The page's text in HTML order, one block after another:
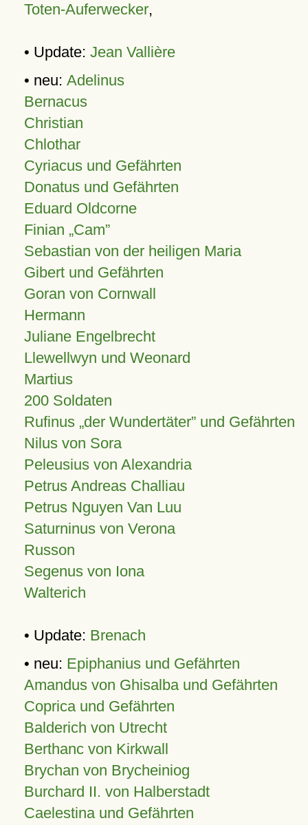
Toten-Auferwecker,
• Update: Jean Vallière
• neu: Adelinus
Bernacus
Christian
Chlothar
Cyriacus und Gefährten
Donatus und Gefährten
Eduard Oldcorne
Finian Cam
Sebastian von der heiligen Maria
Gibert und Gefährten
Goran von Cornwall
Hermann
Juliane Engelbrecht
Llewellwyn und Weonard
Martius
200 Soldaten
Rufinus „der Wundertäter” und Gefährten
Nilus von Sora
Peleusius von Alexandria
Petrus Andreas Challiau
Petrus Nguyen Van Luu
Saturninus von Verona
Russon
Segenus von Iona
Walterich
• Update: Brenach
• neu: Epiphanius und Gefährten
Amandus von Ghisalba und Gefährten
Coprica und Gefährten
Balderich von Utrecht
Berthanc von Kirkwall
Brychan von Brycheiniog
Burchard II. von Halberstadt
Caelestina und Gefährten